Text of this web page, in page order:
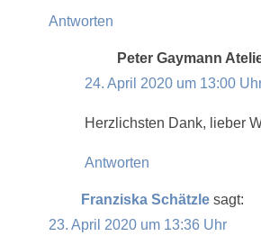
Antworten
Peter Gaymann
24. April 2020 um 13:00
Herzlichsten Dank, lieber
Antworten
Franziska Schätzle sagt:
23. April 2020 um 13:36 Uhr